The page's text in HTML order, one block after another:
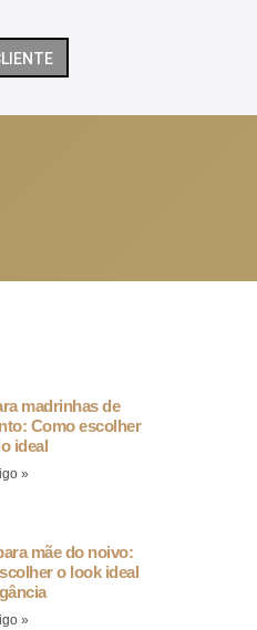
madrinhas de
Como escolher
ideal
»
mãe do noivo:
o look ideal
»